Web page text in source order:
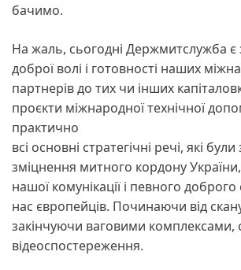
бачимо.
На жаль, сьогодні Держмитслужба
доброї волі і готовності наших
партнерів до тих чи інших
проєкти міжнародної технічної
практично
всі основні стратегічні речі, які
зміцнення митного кордону
нашої комунікації і певного
нас європейців. Починаючи від
закінчуючи ваговими комплексами,
відеоспостереження.